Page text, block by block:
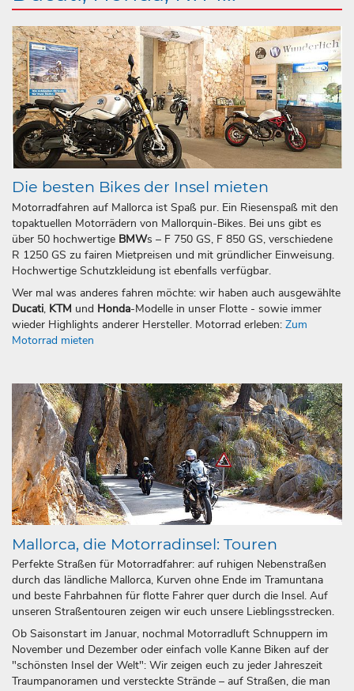
Die besten Bikes der Insel mieten
Motorradfahren auf Mallorca ist Spaß pur. Ein Riesenspaß mit den
topaktuellen Motorrädern von Mallorquin-Bikes. Bei uns gibt es
über 50 hochwertige BMWs – F 750 GS, F 850 GS, verschiedene
R 1250 GS zu fairen Mietpreisen und mit gründlicher Einweisung.
Hochwertige Schutzkleidung ist ebenfalls verfügbar.
Wer mal was anderes fahren möchte: wir haben auch ausgewählte
Ducati, KTM und Honda-Modelle in unser Flotte - sowie immer
wieder Highlights anderer Hersteller. Motorrad erleben: Zum
Motorrad mieten
Mallorca, die Motorradinsel: Touren
Perfekte Straßen für Motorradfahrer: auf ruhigen Nebenstraßen
durch das ländliche Mallorca, Kurven ohne Ende im Tramuntana
und beste Fahrbahnen für flotte Fahrer quer durch die Insel. Auf
unseren Straßentouren zeigen wir euch unsere Lieblingsstrecken.
Ob Saisonstart im Januar, nochmal Motorradluft Schnuppern im
November und Dezember oder einfach volle Kanne Biken auf der
"schönsten Insel der Welt": Wir zeigen euch zu jeder Jahreszeit
Traumpanoramen und versteckte Strände – auf Straßen, die man